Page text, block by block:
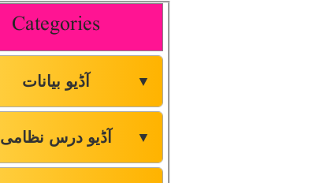
Categories
آڈیو بیانات ▼
آڈیو درس نظامی ▼